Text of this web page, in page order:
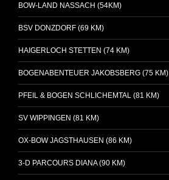
BOW-LAND NASSACH (54KM)
BSV DONZDORF (69 KM)
HAIGERLOCH STETTEN (74 KM)
BOGENABENTEUER JAKOBSBERG (75 KM)
PFEIL & BOGEN SCHLICHEMTAL (81 KM)
SV WIPPINGEN (81 KM)
OX-BOW JAGSTHAUSEN (86 KM)
3-D PARCOURS DIANA (90 KM)